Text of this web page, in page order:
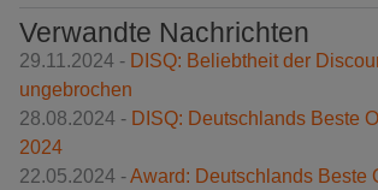
Verwandte Nachrichten
29.11.2024 - DISQ: Beliebtheit der
ungebrochen
28.08.2024 - DISQ: Deutschlands Beste
2024
22.05.2024 -Award: Deutschlands Beste